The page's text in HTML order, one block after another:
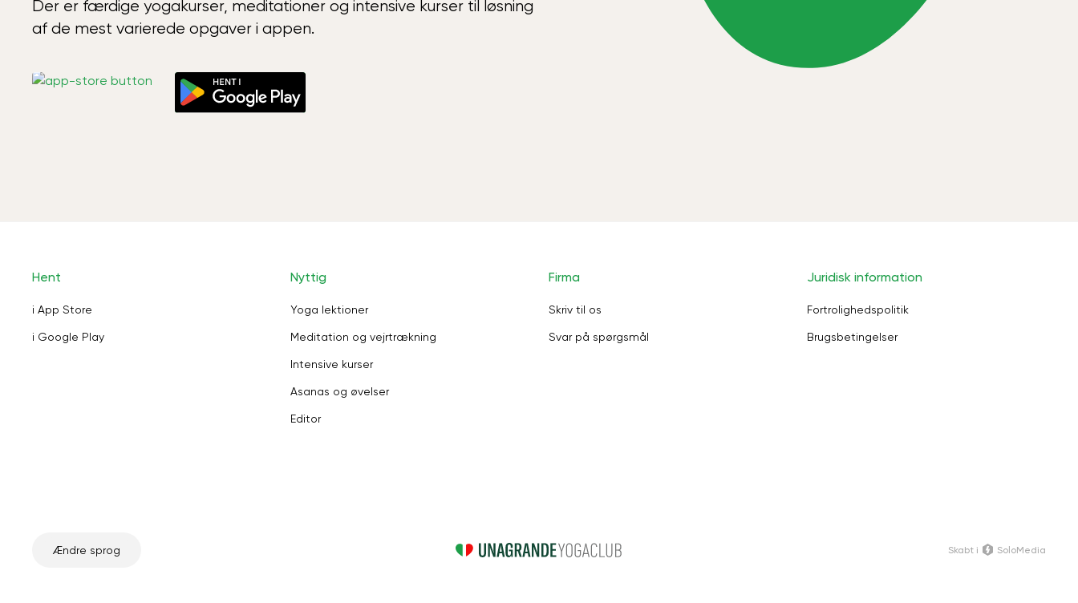
Der er færdige yogakurser, meditationer og intensive kurser til løsning
af de mest varierede opgaver i appen.
Hent
i App Store
i Google Play
Nyttig
Yoga lektioner
Meditation og vejrtrækning
Intensive kurser
Asanas og øvelser
Editor
Firma
Skriv til os
Svar på spørgsmål
Juridisk information
Fortrolighedspolitik
Brugsbetingelser
Ændre sprog Skabt i SoloMedia